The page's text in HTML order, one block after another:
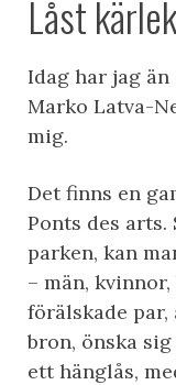
Låst kärlek
Idag har jag
Marko Latva-
mig.
Det finns en
Ponts des arts.
parken, kan
– män,
förälskade
bron, önska
ett hänglås,